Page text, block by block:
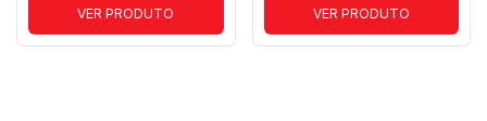
VER PRODUTO VER PRODUTO